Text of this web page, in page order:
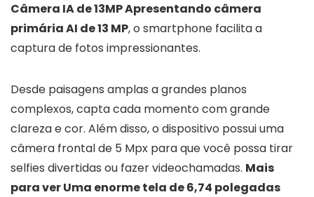
Câmera IA de 13MP Apresentando câmera
primária AI de 13 MP, o smartphone facilita a
captura de fotos impressionantes.
Desde paisagens amplas a grandes planos
complexos, capta cada momento com grande
clareza e cor. Além disso, o dispositivo possui uma
câmera frontal de 5 Mpx para que você possa tirar
selfies divertidas ou fazer videochamadas. Mais
para ver Uma enorme tela de 6,74 polegadas